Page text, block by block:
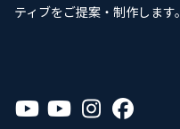
ティブをご提案・制作します。
ア
イ
ア
イ
ア
イ
ア
イ